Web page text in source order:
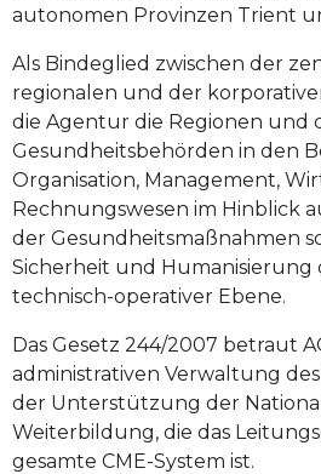
autonomen Provinzen Trient
Als Bindeglied zwischen der
regionalen und der
die Agentur die Regionen und
Gesundheitsbehörden in den
Organisation, Management,
Rechnungswesen im Hinblick
der Gesundheitsmaßnahmen
Sicherheit und Humanisierung
technisch-operativer Ebene.
Das Gesetz 244/2007 betraut
administrativen Verwaltung des
der Unterstützung der
Weiterbildung, die das
gesamte CME-System ist.